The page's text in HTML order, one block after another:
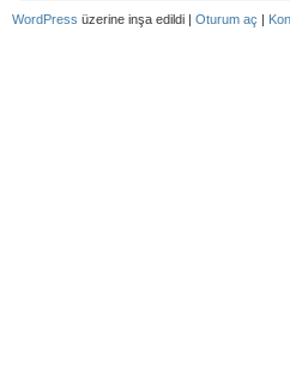
WordPress üzerine inşa edildi | Oturum aç |